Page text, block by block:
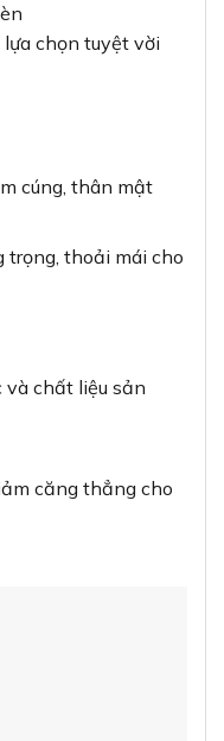
chọn tuyệt vời
cúng, thân mật
trọng, thoải mái cho
và chất liệu sản
căng thẳng cho